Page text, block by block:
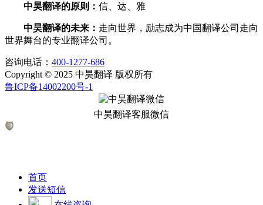
中昊翻译的原则： 信、达、雅
中昊翻译的未来： 走向世界，励志成为中国翻译公司走向
世界舞台的专业翻译公司。
咨询电话： 400-1277-686
Copyright © 2025 中昊翻译 版权所有
鲁ICP备14002200号-1
中昊翻译客服微信
首页
发送短信